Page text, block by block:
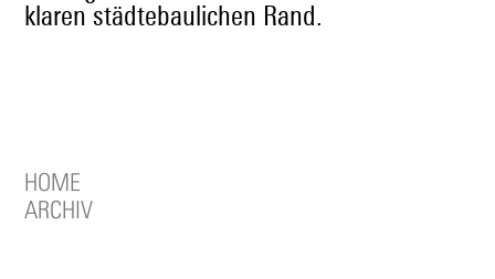
klaren städte­baulichen Rand.
HOME
ARCHIV